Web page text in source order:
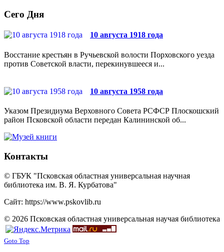
Сего Дня
10 августа 1918 года
Восстание крестьян в Ручьевской волости Порховского уезда
против Советской власти, перекинувшееся и...
10 августа 1958 года
Указом Президиума Верховного Совета РСФСР Плоскошский
район Псковской области передан Калининской об...
Контакты
© ГБУК "Псковская областная универсальная научная
библиотека им. В. Я. Курбатова"
Сайт: https://www.pskovlib.ru
© 2026 Псковская областная универсальная научая библиотека
Goto Top